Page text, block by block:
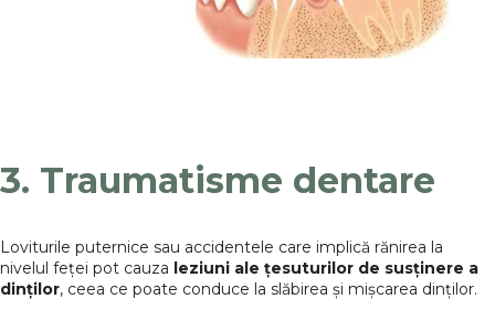
3. Traumatisme dentare
Loviturile puternice sau accidentele care implică rănirea la
nivelul feței pot cauza leziuni ale țesuturilor de susținere a
dinților, ceea ce poate conduce la slăbirea și mișcarea dinților.